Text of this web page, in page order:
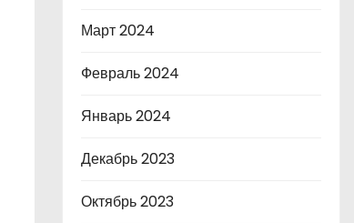
Март 2024
Февраль 2024
Январь 2024
Декабрь 2023
Октябрь 2023